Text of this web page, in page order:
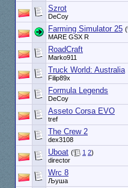
Szrot
DeCoy
Farming Simulator 25 (
MARE GSX R
RoadCraft
Marko911
Truck World: Australia
Filip89x
Formula Legends
DeCoy
Asseto Corsa EVO
tref
The Crew 2
dex3108
Uboat ( 1 2)
director
Wrc 8
Љуша